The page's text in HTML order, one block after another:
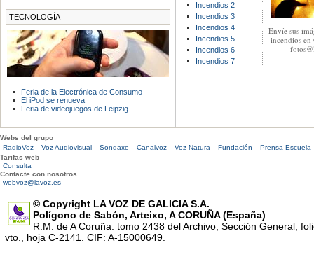
TECNOLOGÍA
Feria de la Electrónica de Consumo
El iPod se renueva
Feria de videojuegos de Leipzig
Envíe sus
incendios en
Incendios 2
Incendios 3
Incendios 4
Incendios 5
Incendios 6
Incendios 7
Webs del grupo
RadioVoz
Voz Audiovisual Sondaxe Canalvoz Voz Natura Fundación
Prensa Escuela
Tarifas web
Consulta
Contacte con nosotros
webvoz@lavoz.es
© Copyright LA VOZ DE GALICIA S.A.
Polígono de Sabón, Arteixo, A CORUÑA (España)
R.M. de A Coruña: tomo 2438 del Archivo, Sección General,
vto., hoja C-2141. CIF: A-15000649.